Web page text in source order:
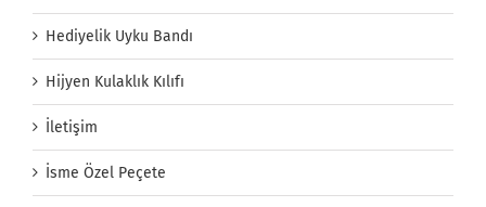
Hediyelik Uyku Bandı
Hijyen Kulaklık Kılıfı
İletişim
İsme Özel Peçete